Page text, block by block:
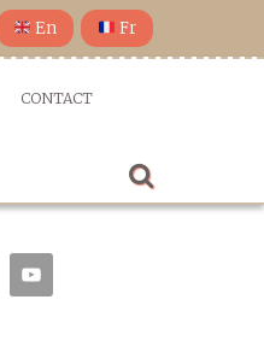
En Fr
CONTACT